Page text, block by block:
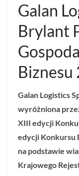
Galan
Brylant
Biznesu
Galan Logistics
wyróżniona
XIII edycji
edycji Konkursu
na podstawie
Krajowego